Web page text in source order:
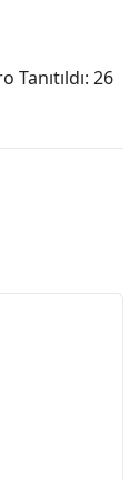
Tanıtıldı: 26